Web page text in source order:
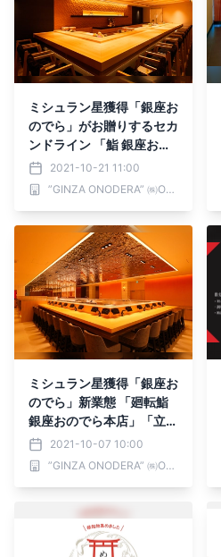
ミシュラン星獲得「銀座お
のでら」がお贈りするセカ
ンドライン 「鮨 銀座おの
でら 弟本店」が 10 月 22
日（金）オープン！
2021-10-21 11:00
”GINZA ONODERA” ㈱ONODERA フードサービス／ ONODERA GROUP
ミシュラン星獲得「銀座お
のでら」新業態 「廻転鮨
銀座おのでら本店」「立喰
鮨 銀座おのでら本店」 10
月 8 日（金）オープン！
2021-10-07 10:00
”GINZA ONODERA” ㈱ONODERA フードサービス／ ONODERA GROUP